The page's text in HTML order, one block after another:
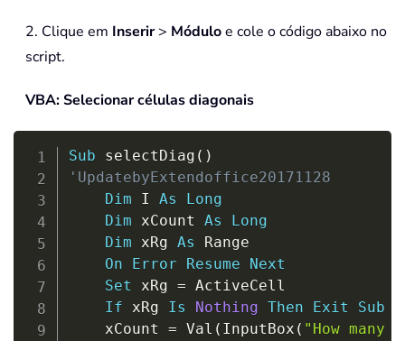
2. Clique em Inserir> Móduloe cole o código abaixo no
script.
VBA: Selecionar células diagonais
Sub selectDiag ( )
'UpdatebyExtendoffice20171128
Dim I As
Long
Dim xCount As
Long
Dim xRg As Range
On
Error Resume
Next
Set xRg = ActiveCell
If xRg Is Nothing Then Exit
Sub
    xCount
= Val ( InputBox ( "How